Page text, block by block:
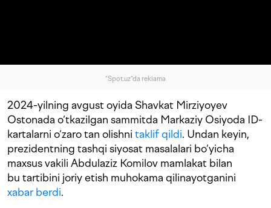
"Spot.uz"da reklama
2024-yilning avgust oyida Shavkat Mirziyoyev
Ostonada o‘tkazilgan sammitda Markaziy Osiyoda ID-
kartalarni o‘zaro tan olishni taklif qildi. Undan keyin,
prezidentning tashqi siyosat masalalari bo‘yicha
maxsus vakili Abdulaziz Komilov mamlakat bilan
bu tartibini joriy etish muhokama qilinayotganini
xabar berdi.